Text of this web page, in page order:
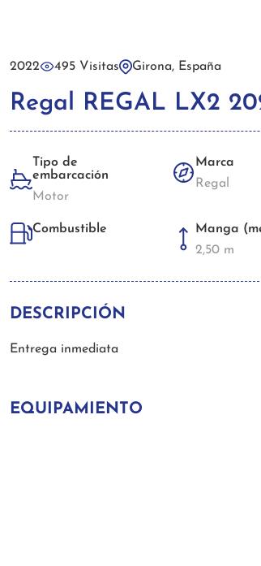
2022 495 Visitas Girona, España
Regal REGAL LX2
Tipo de
embarcación
Motor
Marca
Regal
Combustible
Manga
2,50 m
DESCRIPCIÓN
Entrega inmediata
EQUIPAMIENTO